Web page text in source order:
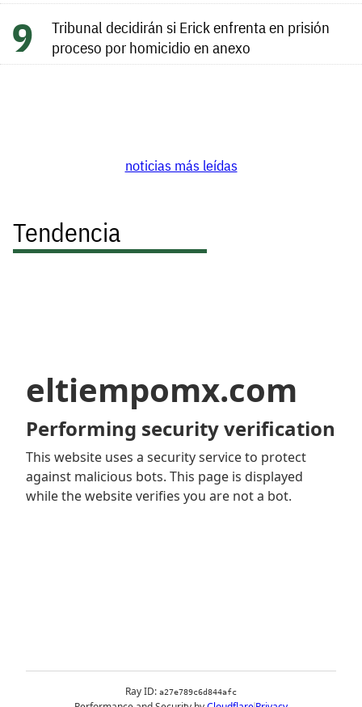
Tribunal decidirán si Erick enfrenta en prisión
proceso por homicidio en anexo
noticias más leídas
Tendencia